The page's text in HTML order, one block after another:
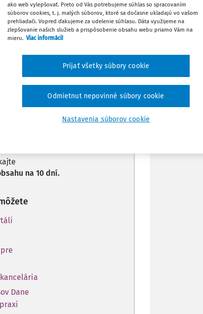
Máte predplatné? Prihláste sa
začiatok...
na 10 dní.
Dane
Vytlačiť
ako web vylepšovať. Preto od Vás potrebujeme súhlas so spracovaním
súborov cookies, t. j. malých súborov, ktoré sa dočasne ukladajú vo vašom
prehliadači. Vopred ďakujeme za udelenie súhlasu. Dáta využijeme na
zlepšovanie našich služieb a prispôsobenie obsahu webu priamo Vám na
mieru. Viac informácií
Nastavenia súborov cookie
Odmietnut nepovinné súbory cookie
Prijať všetky súbory cookie